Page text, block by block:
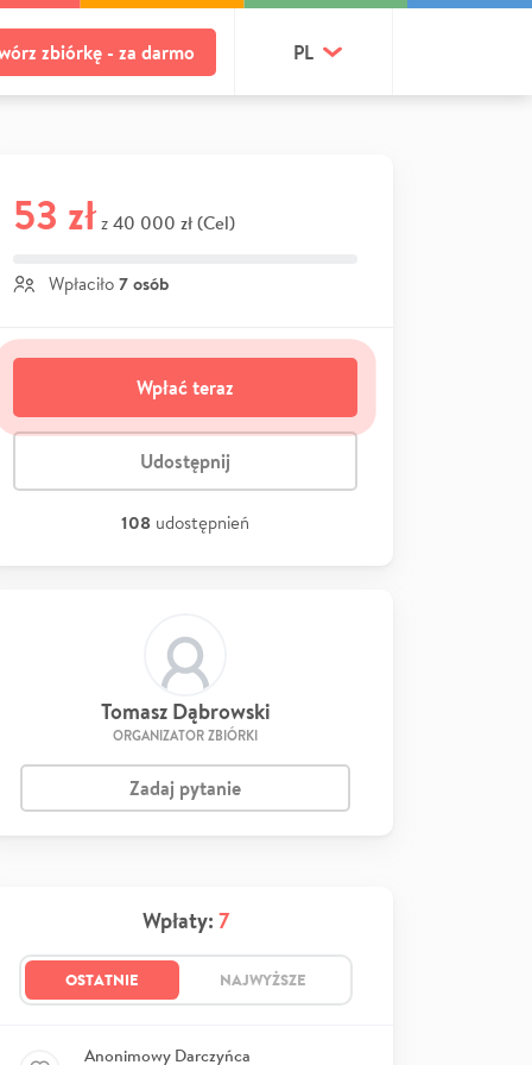
zbiórkę - za darmo PL
53 zł z 40 000 zł (Cel)
Wpłaciło 7 osób
Wpłać teraz
Udostępnij
108 udostępnień
Tomasz Dąbrowski
ORGANIZATOR ZBIÓRKI
Zadaj pytanie
Wpłaty: 7
OSTATNIE NAJWYŻSZE
Anonimowy Darczyńca